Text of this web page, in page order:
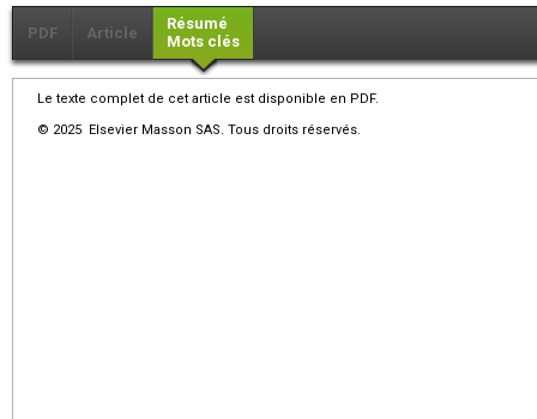
PDF Article
Résumé
Mots clés
Le texte complet de cet article est disponible en PDF.
© 2025 Elsevier Masson SAS. Tous droits réservés.